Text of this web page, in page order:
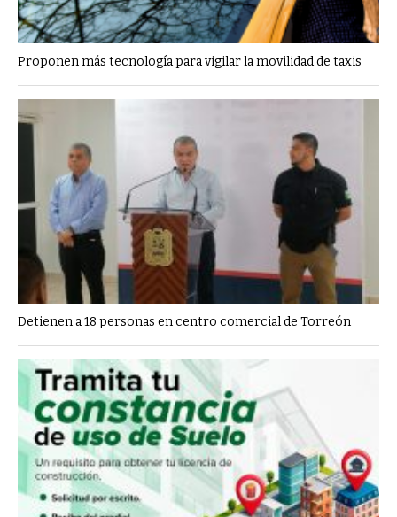
Proponen más tecnología para vigilar la movilidad de taxis
Detienen a 18 personas en centro comercial de Torreón